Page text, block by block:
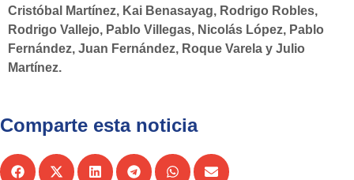
Cristóbal Martínez, Kai Benasayag, Rodrigo Robles,
Rodrigo Vallejo, Pablo Villegas, Nicolás López, Pablo
Fernández, Juan Fernández, Roque Varela y Julio
Martínez.
Comparte esta noticia